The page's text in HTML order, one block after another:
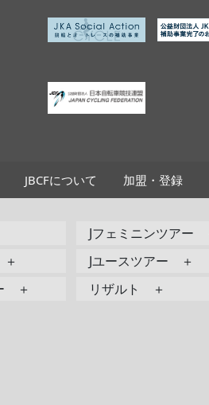
JBCFについて 加盟・登録
＋
Jフェミニンツアー
Jユースツアー ＋
リザルト ＋